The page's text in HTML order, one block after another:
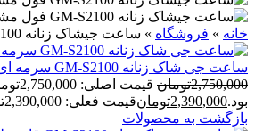
خانه » فروشگاه » ساعت جیشاک زنانه GM-S2100 فول مشکی
ساعت جی شاک زنانه GM-S2100 سرمه ای مشکی
2,750,000تومان
قیمت اصلی:
بود.2,390,000تومانقیمت فعلی: 2,390,000تومان.
بازگشت به محصولات